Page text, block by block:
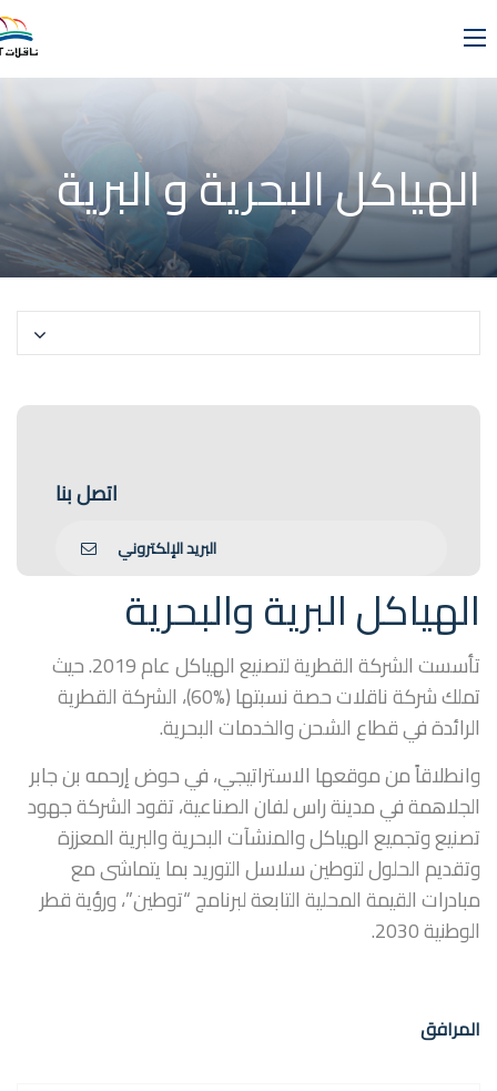
الهياكل البحرية و البرية
اتصل بنا
البريد الإلكتروني
الهياكل البرية والبحرية
تأسست الشركة القطرية لتصنيع الهياكل عام 2019. حيث
تملك شركة ناقلات حصة نسبتها (%60)، الشركة القطرية
الرائدة في قطاع الشحن والخدمات البحرية.
وانطلاقاً من موقعها الاستراتيجي، في حوض إرحمه بن جابر
الجلاهمة في مدينة راس لفان الصناعية، تقود الشركة جهود
تصنيع وتجميع الهياكل والمنشآت البحرية والبرية المعززة
وتقديم الحلول لتوطين سلاسل التوريد بما يتماشى مع
مبادرات القيمة المحلية التابعة لبرنامج “توطين”، ورؤية قطر
الوطنية 2030.
المرافق